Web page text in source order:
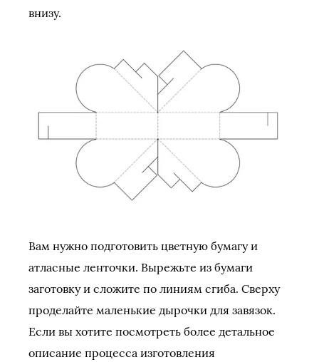
внизу.
Вам нужно подготовить цветную бумагу и
атласные ленточки. Вырежьте из бумаги
заготовку и сложите по линиям сгиба. Сверху
проделайте маленькие дырочки для завязок.
Если вы хотите посмотреть более детальное
описание процесса изготовления